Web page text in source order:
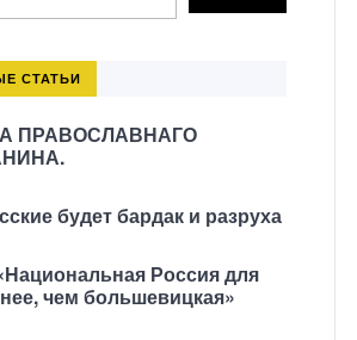
СТАТЬИ
ПРАВОСЛАВНАГО
будет бардак и разруха
Россия для
чем большевицкая»